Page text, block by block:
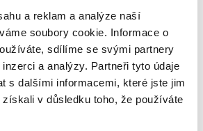
a reklam a analýze naší
soubory cookie. Informace o
sdílíme se svými partnery
a analýzy. Partneři tyto údaje
s dalšími informacemi, které jste jim
v důsledku toho, že používáte
Vítejte v mojeEUC